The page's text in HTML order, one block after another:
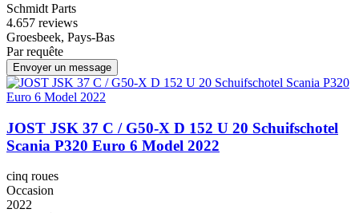
Schmidt Parts
4.657 reviews
Groesbeek, Pays-Bas
Par requête
Envoyer un message
JOST JSK 37 C / G50-X D 152 U 20 Schuifschotel
Scania P320 Euro 6 Model 2022
cinq roues
Occasion
2022